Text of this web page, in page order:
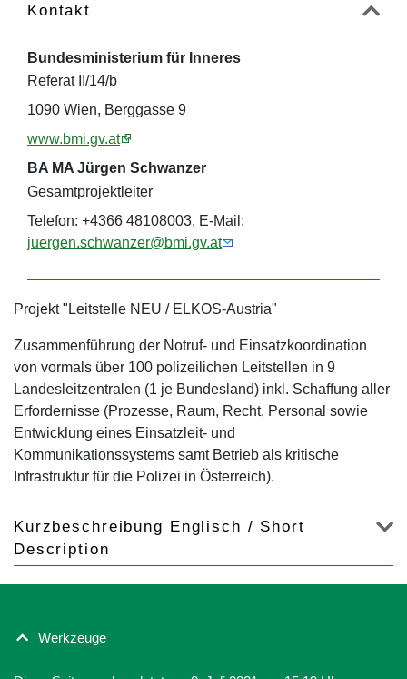
Kontakt
Bundesministerium für Inneres
Referat II/14/b
1090 Wien, Berggasse 9
www.bmi.gv.at
BA MA Jürgen Schwanzer
Gesamtprojektleiter
Telefon: +4366 48108003, E-Mail:
juergen.schwanzer@bmi.gv.at
Projekt "Leitstelle NEU / ELKOS-Austria"
Zusammenführung der Notruf- und Einsatzkoordination
von vormals über 100 polizeilichen Leitstellen in 9
Landesleitzentralen (1 je Bundesland) inkl. Schaffung aller
Erfordernisse (Prozesse, Raum, Recht, Personal sowie
Entwicklung eines Einsatzleit- und
Kommunikationssystems samt Betrieb als kritische
Infrastruktur für die Polizei in Österreich).
Kurzbeschreibung Englisch / Short
Description
Werkzeuge